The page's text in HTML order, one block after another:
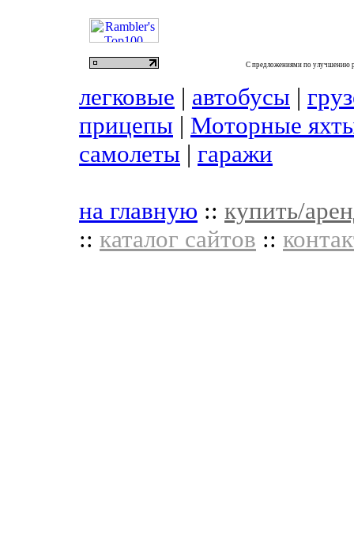
С предложениями по улучшению
легковые | автобусы |
прицепы | Моторные
самолеты | гаражи
на главную :: купить/
:: каталог сайтов ::